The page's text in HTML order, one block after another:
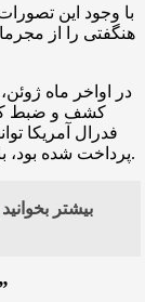
با وجود این
هنگفتی را از
کشف و ضبط
کولونیال پایپ لاین (Colonial Pipeline) پرداخت شده بود، بازیابی کند.
بیشتر بخوانید
“روش‌های